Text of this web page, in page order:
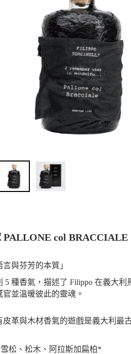
PALLONE col BRACCIALE
言與芬芳的本質」
5 種香氣，描述了 Filippo 在義大
官並溫暖彼此的靈魂。
皮革與木材香氣的遊戲是義大利最
雪松、松木、阿拉斯加扁柏*